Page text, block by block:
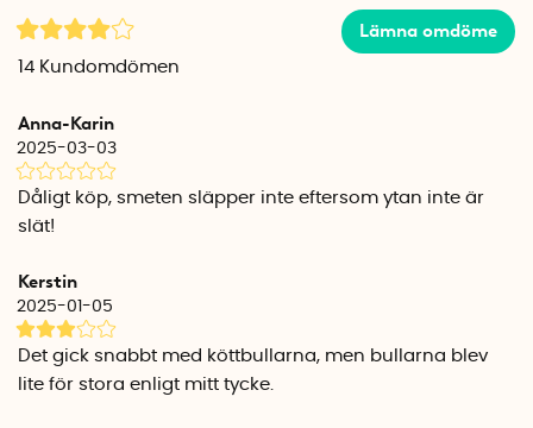
Du kan även använda köttbullaren i bakning! Testa till
Köttbullaren är tillverkad i Italien.
Lämna omdöme
14 Kundomdömen
Anna-Karin
2025-03-03
Dåligt köp, smeten släpper inte eftersom ytan inte är
slät!
Kerstin
2025-01-05
Det gick snabbt med köttbullarna, men bullarna blev
lite för stora enligt mitt tycke.